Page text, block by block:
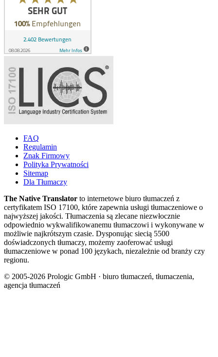
FAQ
Regulamin
Znak Firmowy
Polityka Prywatności
Sitemap
Dla Tłumaczy
The Native Translator to internetowe biuro tłumaczeń z
certyfikatem ISO 17100, które zapewnia usługi tłumaczeniowe o
najwyższej jakości. Tłumaczenia są zlecane niezwłocznie
odpowiednio wykwalifikowanemu tłumaczowi i wykonywane w
możliwie najkrótszym czasie. Dysponując siecią 5500
doświadczonych tłumaczy, możemy zaoferować usługi
tłumaczeniowe w ponad 100 językach, niezależnie od branży czy
regionu.
© 2005-2026 Prologic GmbH · biuro tłumaczeń, tłumaczenia,
agencja tłumaczeń